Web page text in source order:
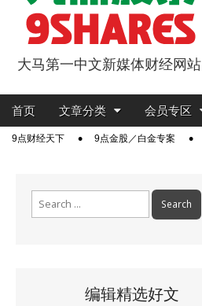
9点股票
大马第一中文新媒体财经网站
Main
Skip
content
首页 文章分类 会员专区
Sub9点财经天下 9点金股／白金专案
编辑精选好文